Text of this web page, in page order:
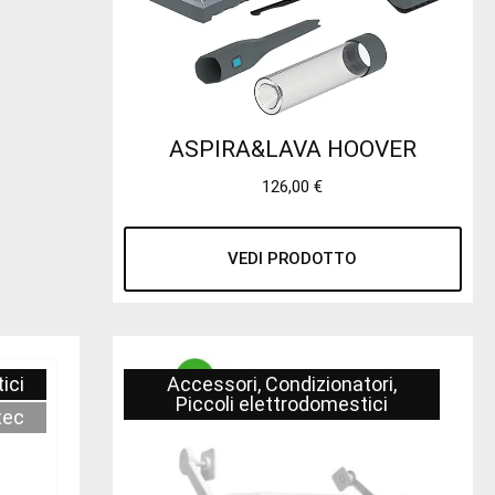
ASPIRA&LAVA HOOVER
126,00€
VEDI PRODOTTO
Accessori, Condizionatori,
Piccoli elettrodomestici